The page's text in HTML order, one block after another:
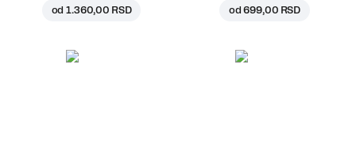
od1.360,00 RSD od699,00 RSD